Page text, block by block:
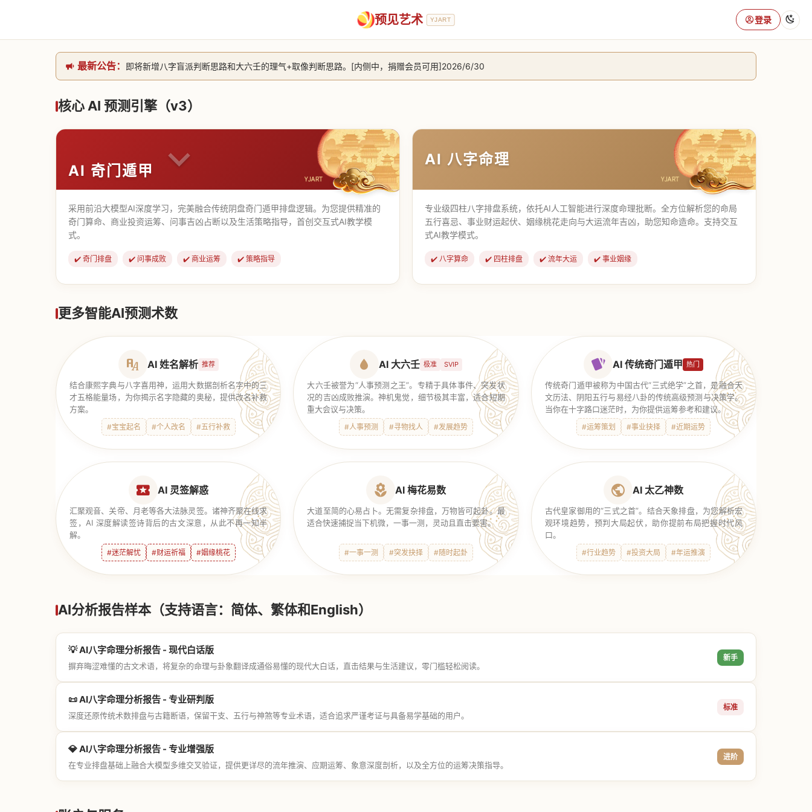
预见艺术 YJART 登录
最新公告：
即将新增八字盲派判断思路和大六壬的理气+取像判断思路。[内侧中，捐赠会员可用]2026/6/30
网站升级完成，升级全模块的算法，限时开放用户注册。2026/6/27
致老用户的一封信，旧站充值会员开放注册截止到8月25日 2026/2/25
核心 AI 预测引擎（v3）
AI 奇门遁甲
采用前沿大模型AI深度学习，完美融合传统阴盘奇门遁甲排盘逻辑。为您提供精准的
奇门算命、商业投资运筹、问事吉凶占断以及生活策略指导，首创交互式AI教学模
式。
✔️ 奇门排盘 ✔️ 问事成败 ✔️ 商业运筹 ✔️ 策略指导
【道家奇门】 【传统奇门】
AI 八字命理
专业级四柱八字排盘系统，依托AI人工智能进行深度命理批断。全方位解析您的命局
五行喜忌、事业财运起伏、姻缘桃花走向与大运流年吉凶，助您知命造命。支持交互
式AI教学模式。
✔️ 八字算命 ✔️ 四柱排盘 ✔️ 流年大运 ✔️ 事业姻缘
更多智能AI预测术数
AI 姓名解析 推荐
结合康熙字典与八字喜用神，运用大数据剖析名字中的三
才五格能量场，为你揭示名字隐藏的奥秘，提供改名补救
方案。
#宝宝起名 #个人改名 #五行补救
AI 大六壬 极准 SVIP
大六壬被誉为“人事预测之王”。专精于具体事件、突发状
况的吉凶成败推演。神机鬼觉，细节极其丰富，适合短期
重大会议与决策。
#人事预测 #寻物找人 #发展趋势
AI 传统奇门遁甲 热门
传统奇门遁甲被称为中国古代“三式绝学”之首，是融合天
文历法、阴阳五行与易经八卦的传统高级预测与决策学。
当你在十字路口迷茫时，为你提供运筹参考和建议。
#运筹策划 #事业抉择 #近期运势
AI 灵签解惑
汇聚观音、关帝、月老等各大法脉灵签。诸神齐聚在线求
签，AI 深度解读签诗背后的古文深意，从此不再一知半
解。
#迷茫解忧 #财运祈福 #姻缘桃花
AI 梅花易数
大道至简的心易占卜。无需复杂排盘，万物皆可起卦。最
适合快速捕捉当下机微，一事一测，灵动且直击要害。
#一事一测 #突发抉择 #随时起卦
AI 太乙神数
古代皇家御用的“三式之首”。结合天象排盘，为您解析宏
观环境趋势，预判大局起伏，助你提前布局把握时代风
口。
#行业趋势 #投资大局 #年运推演
AI分析报告样本（支持语言：简体、繁体和English）
💡 AI八字命理分析报告 - 现代白话版
摒弃晦涩难懂的古文术语，将复杂的命理与卦象翻译成通俗易懂的现代大白话，直击结果与生活建议，零门槛轻松阅读。
新手
📜 AI八字命理分析报告 - 专业研判版
深度还原传统术数排盘与古籍断语，保留干支、五行与神煞等专业术语，适合追求严谨考证与具备易学基础的用户。
标准
💎 AI八字命理分析报告 - 专业增强版
在专业排盘基础上融合大模型多维交叉验证，提供更详尽的流年推演、应期运筹、象意深度剖析，以及全方位的运筹决策指导。
进阶